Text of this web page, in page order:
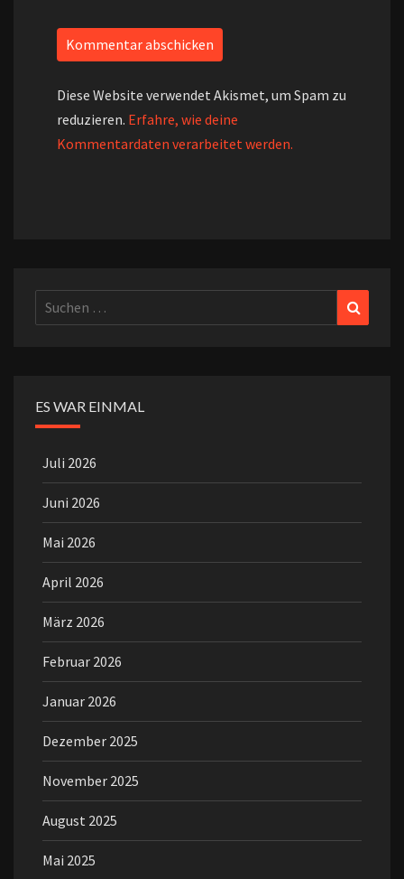
Diese Website verwendet Akismet, um Spam zu
reduzieren. Erfahre, wie deine
Kommentardaten verarbeitet werden.
Suchen
nach:
ES WAR EINMAL
Juli 2026
Juni 2026
Mai 2026
April 2026
März 2026
Februar 2026
Januar 2026
Dezember 2025
November 2025
August 2025
Mai 2025